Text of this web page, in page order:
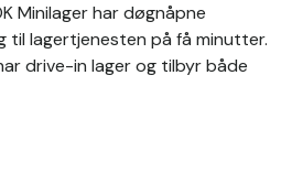
Minilager har døgnåpne
til lagertjenesten på få minutter.
drive-in lager og tilbyr både